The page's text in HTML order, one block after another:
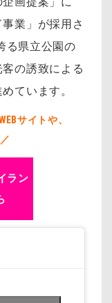
業」が採用さ
る県立公園の
の誘致による
ています。
サイトや、
ラン